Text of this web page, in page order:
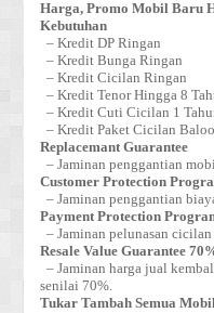
Harga, Promo Mobil Baru
Kebutuhan
– Kredit DP Ringan
– Kredit Bunga Ringan
– Kredit Cicilan Ringan
– Kredit Tenor Hingga 8
– Kredit Cuti Cicilan 1
– Kredit Paket Cicilan
Replacemant Guarantee
– Jaminan penggantian
Customer Protection
– Jaminan penggantian
Payment Protection
– Jaminan pelunasan
Resale Value Guarantee
– Jaminan harga jual
senilai 70%.
Tukar Tambah Semua